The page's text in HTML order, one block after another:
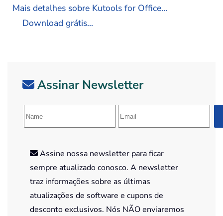
Mais detalhes sobre Kutools for Office...
Download grátis...
Assinar Newsletter
Assine nossa newsletter para ficar
sempre atualizado conosco. A newsletter
traz informações sobre as últimas
atualizações de software e cupons de
desconto exclusivos. Nós NÃO enviaremos